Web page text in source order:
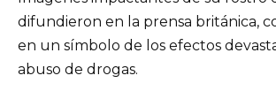
difundieron en la prensa británica,
en un símbolo de los efectos
abuso de drogas.